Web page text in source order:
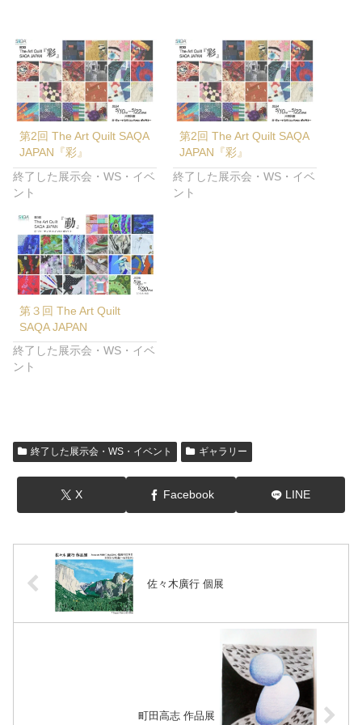
第2回 The Art Quilt SAQA
JAPAN『彩』
終了した展示会・WS・イベ
ント
第2回 The Art Quilt SAQA
JAPAN『彩』
終了した展示会・WS・イベ
ント
第３回 The Art Quilt
SAQA JAPAN
終了した展示会・WS・イベ
ント
終了した展示会・WS・イベント ギャラリー
X Facebook LINE
佐々木廣行 個展
町田高志 作品展